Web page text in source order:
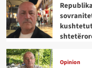
Opinion